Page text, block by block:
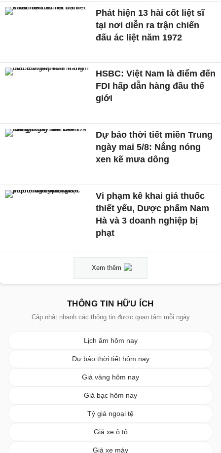
Phát hiện 13 hài cốt liệt sĩ
tại nơi diễn ra trận chiến
đấu ác liệt năm 1972
HSBC: Việt Nam là điểm đến
FDI hấp dẫn hàng đầu thế
giới
Dự báo thời tiết miền Trung
ngày mai 5/8: Nắng nóng
xen kẽ mưa dông
Vi phạm kê khai giá thuốc
thiết yếu, Dược phẩm Nam
Hà và 3 doanh nghiệp bị
phạt
Xem thêm
THÔNG TIN HỮU ÍCH
Cập nhật nhanh các thông tin được quan tâm mỗi ngày
Lịch âm hôm nay
Dự báo thời tiết hôm nay
Giá vàng hôm nay
Giá bạc hôm nay
Tỷ giá ngoại tệ
Giá xe ô tô
Giá xe máy